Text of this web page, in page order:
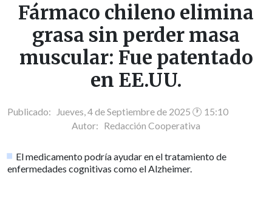
Fármaco chileno elimina
grasa sin perder masa
muscular: Fue patentado
en EE.UU.
Publicado: Jueves, 4 de Septiembre de 2025 🕐 15:10
Autor: Redacción Cooperativa
El medicamento podría ayudar en el tratamiento de
enfermedades cognitivas como el Alzheimer.